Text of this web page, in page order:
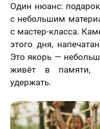
Один нюанс:
с небольшим
с мастер-класса.
этого дня,
Это якорь —
живёт в памяти,
удержать.